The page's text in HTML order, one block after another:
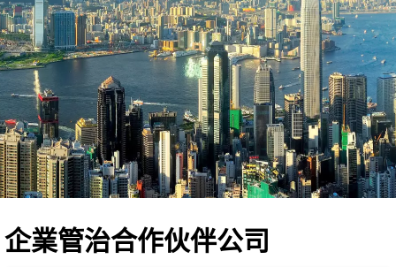
企業管治合作伙伴公司